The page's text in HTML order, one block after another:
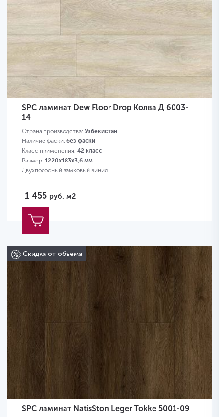
SPC ламинат Dew Floor Drop Колва Д 6003-
14
Страна производства: Узбекистан
Наличие фаски: без фаски
Класс применения: 42 класс
Размер: 1220х183х3,6 мм
Двухполосный замковый винил
1 455 руб. м2
Скидка от объема
SPC ламинат NatisSton Leger Tokke 5001-09